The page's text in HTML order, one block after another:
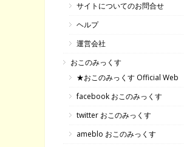
サイトについてのお問合せ
ヘルプ
運営会社
おこのみっくす
★おこのみっくす Official Web
facebook おこのみっくす
twitter おこのみっくす
ameblo おこのみっくす